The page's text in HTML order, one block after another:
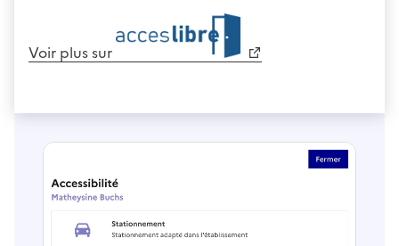
Voir plus sur